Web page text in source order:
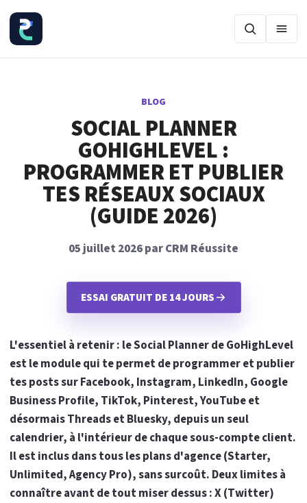
BLOG
SOCIAL PLANNER
GOHIGHLEVEL :
PROGRAMMER ET PUBLIER
TES RÉSEAUX SOCIAUX
(GUIDE 2026)
05 juillet 2026 par CRM Réussite
ESSAI GRATUIT DE 14 JOURS
L'essentiel à retenir : le Social Planner de GoHighLevel
est le module qui te permet de programmer et publier
tes posts sur Facebook, Instagram, LinkedIn, Google
Business Profile, TikTok, Pinterest, YouTube et
désormais Threads et Bluesky, depuis un seul
calendrier, à l'intérieur de chaque sous-compte client.
Il est inclus dans tous les plans d'agence (Starter,
Unlimited, Agency Pro), sans surcoût. Deux limites à
connaître avant de tout miser dessus : X (Twitter)